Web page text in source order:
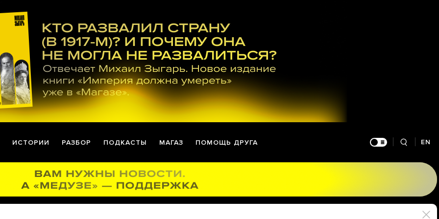
ИСТОРИИ РАЗБОР ПОДКАСТЫ МАГАЗ ПОМОЩЬ ДРУГА EN